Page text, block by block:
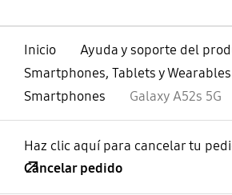
Inicio
Ayuda y soporte del
Smartphones, Tablets y Wearables
Smartphones
Galaxy A52s 5G
Haz clic aquí para cancelar tu
Cancelar pedido